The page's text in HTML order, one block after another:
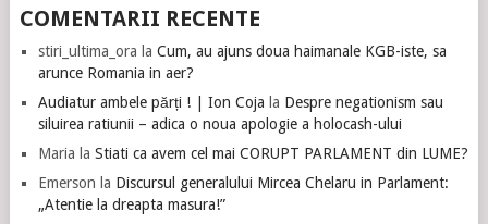
COMENTARII RECENTE
stiri_ultima_ora la Cum, au ajuns doua haimanale KGB-iste, sa
arunce Romania in aer?
Audiatur ambele părți ! | Ion Coja la Despre negationism sau
siluirea ratiunii – adica o noua apologie a holocash-ului
Maria la Stiati ca avem cel mai CORUPT PARLAMENT din LUME?
Emerson la Discursul generalului Mircea Chelaru in Parlament:
„Atentie la dreapta masura!”